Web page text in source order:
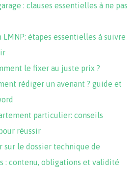
: clauses essentielles à ne pas
étapes essentielles à suivre
le fixer au juste prix ?
rédiger un avenant ? guide et
particulier: conseils
réussir
sur le dossier technique de
: contenu, obligations et validité